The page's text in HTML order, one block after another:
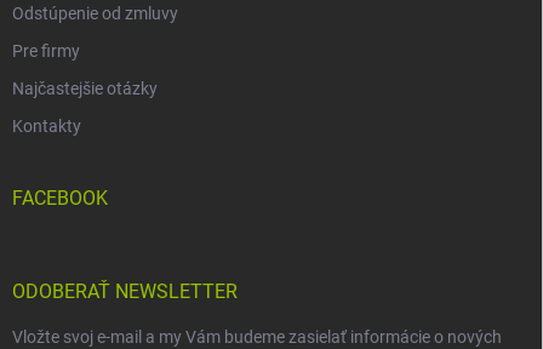
Odstúpenie od zmluvy
Pre firmy
Najčastejšie otázky
Kontakty
FACEBOOK
ODOBERAŤ NEWSLETTER
Vložte svoj e-mail a my Vám budeme zasielať informácie o nových